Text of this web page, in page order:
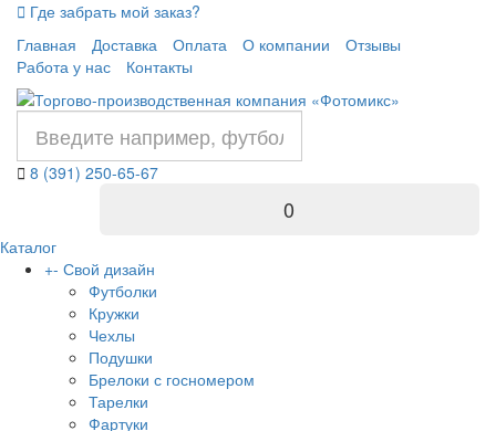
Где забрать мой заказ?
Главная
Доставка Оплата О компании
Отзывы
Работа у нас
Контакты
8 (391) 250-65-67
0
Каталог
+- Свой дизайн
Футболки
Кружки
Чехлы
Подушки
Брелоки с госномером
Тарелки
Фартуки